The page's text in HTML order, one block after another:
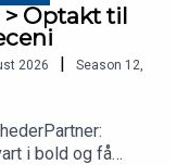
> Optakt til
2026 | Season 12
i bold og få